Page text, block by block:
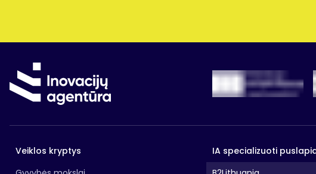
Informacija
Veiklos kryptys
IA specializuoti